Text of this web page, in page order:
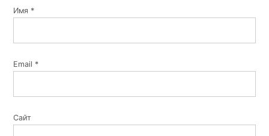
Имя *
Email *
Сайт